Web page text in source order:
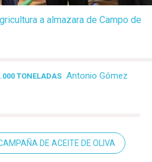
a almazara de Campo de
TONELADAS Antonio Gómez
DE ACEITE DE OLIVA